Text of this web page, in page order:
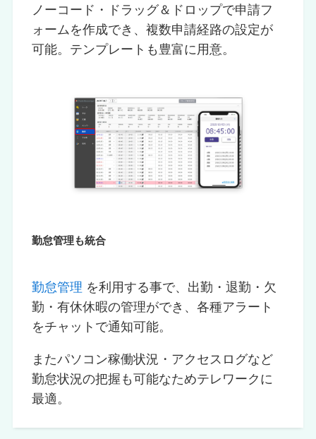
ノーコード・ドラッグ＆ドロップで申請フ
ォームを作成でき、複数申請経路の設定が
可能。テンプレートも豊富に用意。
勤怠管理も統合
勤怠管理 を利用する事で、出勤・退勤・欠
勤・有休休暇の管理ができ、各種アラート
をチャットで通知可能。
またパソコン稼働状況・アクセスログなど
勤怠状況の把握も可能なためテレワークに
最適。